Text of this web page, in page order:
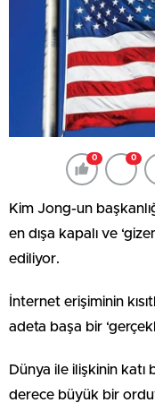
0 0
Kim Jong-un
en dışa kapalı ve
ediliyor.
İnternet erişiminin
adeta başa bir
Dünya ile ilişkinin katı
derece büyük bir